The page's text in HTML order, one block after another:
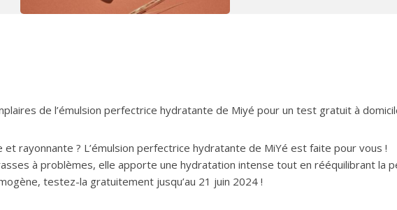
de l’émulsion perfectrice hydratante de Miyé pour un test gratuit à
et rayonnante ? L’émulsion perfectrice hydratante de MiYé est faite pour vous !
à problèmes, elle apporte une hydratation intense tout en rééquilibrant la
testez-la gratuitement jusqu’au 21 juin 2024 !